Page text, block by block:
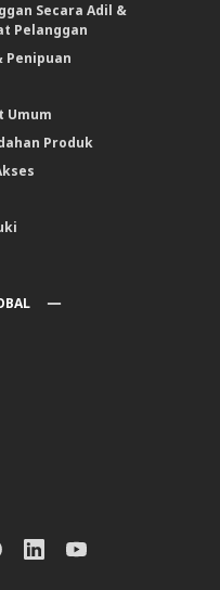
Secara Adil &
Pelanggan
Penipuan
Umum
Produk